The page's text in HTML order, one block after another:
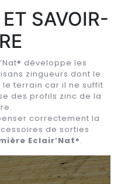
SAVOIR-
développe les
zingueurs dont le
terrain car il ne suffit
des profils zinc de la
correctement la
de sorties
Eclair’Nat®.